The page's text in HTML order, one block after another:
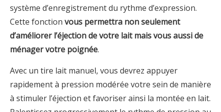
système d’enregistrement du rythme d’expression.
Cette fonction vous permettra non seulement
d’améliorer l’éjection de votre lait mais vous aussi de
ménager votre poignée.
Avec un tire lait manuel, vous devrez appuyer
rapidement à pression modérée votre sein de manière
à stimuler l’éjection et favoriser ainsi la montée en lait.